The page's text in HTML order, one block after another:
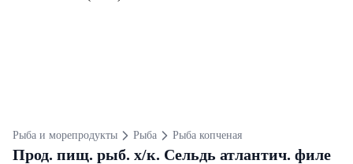
Рыба и морепродукты Рыба Рыба копченая
Прод. пищ. рыб. х/к. Сельдь атлантич. филе